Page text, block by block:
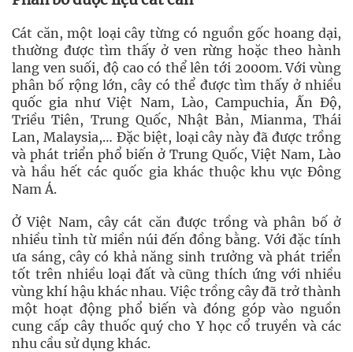
Cát căn, một loại cây từng có nguồn gốc hoang dại,
thường được tìm thấy ở ven rừng hoặc theo hành
lang ven suối, độ cao có thể lên tới 2000m. Với vùng
phân bố rộng lớn, cây có thể được tìm thấy ở nhiều
quốc gia như Việt Nam, Lào, Campuchia, Ấn Độ,
Triều Tiên, Trung Quốc, Nhật Bản, Mianma, Thái
Lan, Malaysia,… Đặc biệt, loại cây này đã được trồng
và phát triển phổ biến ở Trung Quốc, Việt Nam, Lào
và hầu hết các quốc gia khác thuộc khu vực Đông
Nam Á.
Ở Việt Nam, cây cát căn được trồng và phân bố ở
nhiều tỉnh từ miền núi đến đồng bằng. Với đặc tính
ưa sáng, cây có khả năng sinh trưởng và phát triển
tốt trên nhiều loại đất và cũng thích ứng với nhiều
vùng khí hậu khác nhau. Việc trồng cây đã trở thành
một hoạt động phổ biến và đóng góp vào nguồn
cung cấp cây thuốc quý cho Y học cổ truyền và các
nhu cầu sử dụng khác.